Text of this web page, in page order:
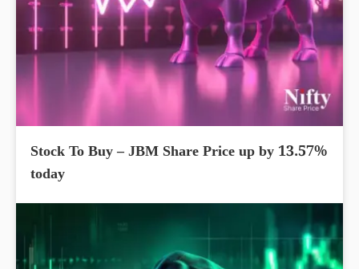
Stock To Buy – JBM Share Price up by 13.57%
today